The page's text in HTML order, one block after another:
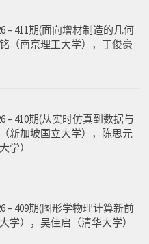
– 411期(面向增材制造的几何
（南京理工大学），丁俊豪
– 410期(从实时仿真到数据与
新加坡国立大学），陈思元
学）
– 409期(图形学物理计算新前
学），吴佳启（清华大学）